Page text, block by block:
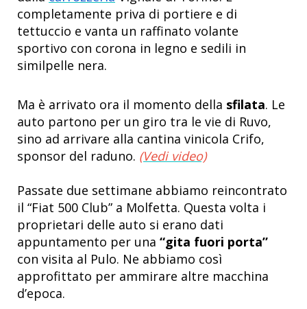
completamente priva di portiere e di
tettuccio e vanta un raffinato volante
sportivo con corona in legno e sedili in
similpelle nera.
Ma è arrivato ora il momento della sfilata. Le
auto partono per un giro tra le vie di Ruvo,
sino ad arrivare alla cantina vinicola Crifo,
sponsor del raduno. (Vedi video)
Passate due settimane abbiamo reincontrato
il “Fiat 500 Club” a Molfetta. Questa volta i
proprietari delle auto si erano dati
appuntamento per una “gita fuori porta”
con visita al Pulo. Ne abbiamo così
approfittato per ammirare altre macchina
d’epoca.